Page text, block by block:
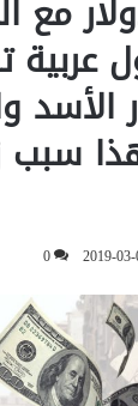
دولار
عربية
الأسد
سبب
2019-
0